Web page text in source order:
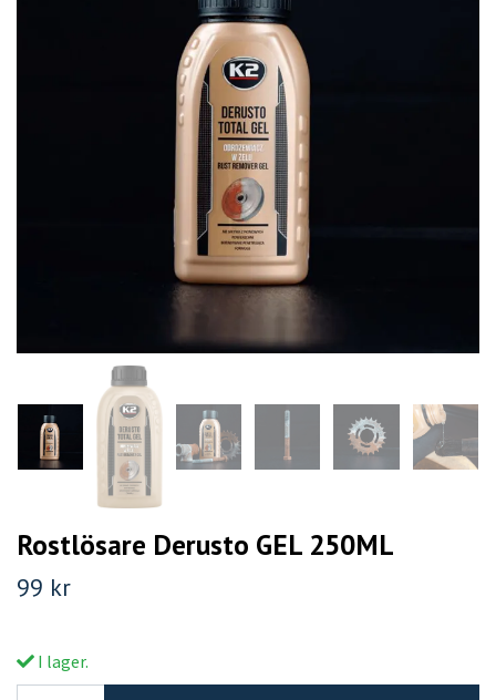
Rostlösare Derusto GEL 250ML
99 kr
I lager.